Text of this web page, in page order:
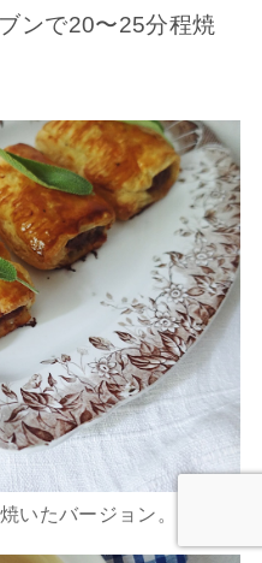
ンで20〜25分程焼
いたバージョン。